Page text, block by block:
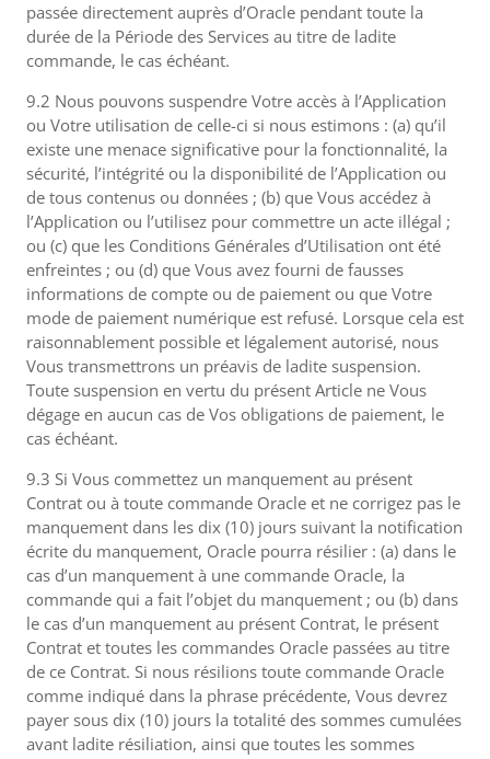
passée directement auprès d’Oracle pendant toute la
durée de la Période des Services au titre de ladite
commande, le cas échéant.
9.2 Nous pouvons suspendre Votre accès à l’Application
ou Votre utilisation de celle-ci si nous estimons : (a) qu’il
existe une menace significative pour la fonctionnalité, la
sécurité, l’intégrité ou la disponibilité de l’Application ou
de tous contenus ou données ; (b) que Vous accédez à
l’Application ou l’utilisez pour commettre un acte illégal ;
ou (c) que les Conditions Générales d’Utilisation ont été
enfreintes ; ou (d) que Vous avez fourni de fausses
informations de compte ou de paiement ou que Votre
mode de paiement numérique est refusé. Lorsque cela est
raisonnablement possible et légalement autorisé, nous
Vous transmettrons un préavis de ladite suspension.
Toute suspension en vertu du présent Article ne Vous
dégage en aucun cas de Vos obligations de paiement, le
cas échéant.
9.3 Si Vous commettez un manquement au présent
Contrat ou à toute commande Oracle et ne corrigez pas le
manquement dans les dix (10) jours suivant la notification
écrite du manquement, Oracle pourra résilier : (a) dans le
cas d’un manquement à une commande Oracle, la
commande qui a fait l’objet du manquement ; ou (b) dans
le cas d’un manquement au présent Contrat, le présent
Contrat et toutes les commandes Oracle passées au titre
de ce Contrat. Si nous résilions toute commande Oracle
comme indiqué dans la phrase précédente, Vous devrez
payer sous dix (10) jours la totalité des sommes cumulées
avant ladite résiliation, ainsi que toutes les sommes